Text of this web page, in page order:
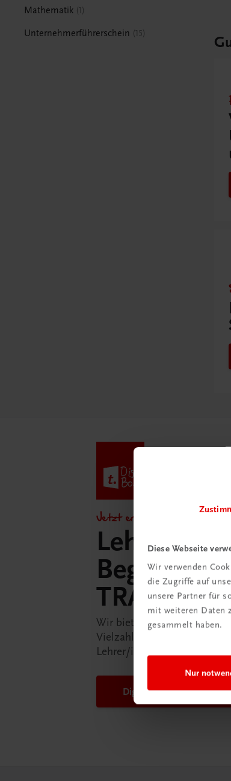
Diese Webseite
Wir verwenden
die Zugriffe auf
unsere Partner für
mit weiteren Daten
gesammelt haben.
Nur
Mathematik 1
Unternehmerführerschein 15
Jetzt entdecken!
Lehrer/
Wir bieten Ihnen in der
Vielzahl an Services an, die
Lehrer/in ein Stück einfacher
DigiBox für Lehrer/innen